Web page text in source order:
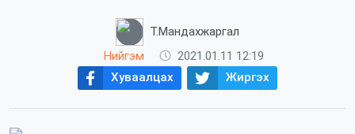
Т.Мандахжаргал
Нийгэм
2021.01.11 12:19
Хуваалцах
Жиргэх